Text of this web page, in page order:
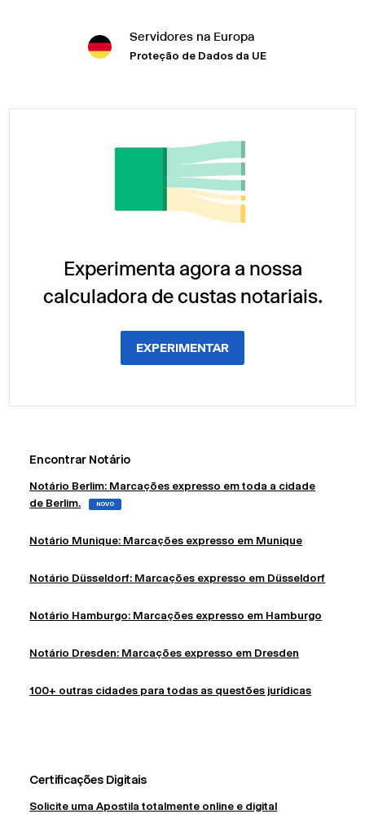
Servidores na Europa
Proteção de Dados da UE
Experimenta agora a nossa
calculadora de custas notariais.
EXPERIMENTAR
Encontrar Notário
Notário Berlim: Marcações expresso em toda a cidade
de Berlim.
NOVO
Notário Munique: Marcações expresso em Munique
Notário Düsseldorf: Marcações expresso em Düsseldorf
Notário Hamburgo: Marcações expresso em Hamburgo
Notário Dresden: Marcações expresso em Dresden
100+ outras cidades para todas as questões jurídicas
Certificações Digitais
Solicite uma Apostila totalmente online e digital